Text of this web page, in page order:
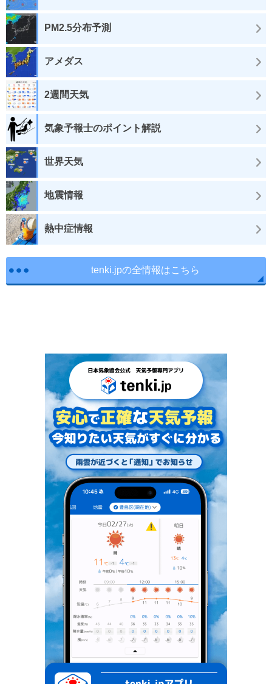
PM2.5分布予測
アメダス
2週間天気
気象予報士のポイント解説
世界天気
地震情報
熱中症情報
tenki.jpの全情報はこちら